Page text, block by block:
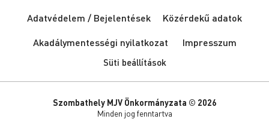
Adatvédelem / Bejelentések
Közérdekű adatok
Akadálymentességi nyilatkozat
Impresszum
Süti beállítások
Szombathely MJV Önkormányzata © 2026
Minden jog fenntartva